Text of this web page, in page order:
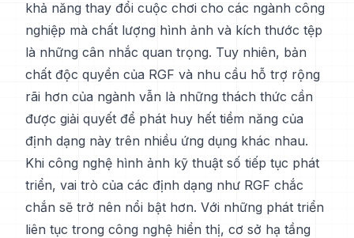
khả năng thay đổi cuộc chơi cho các ngành công
nghiệp mà chất lượng hình ảnh và kích thước tệp
là những cân nhắc quan trọng. Tuy nhiên, bản
chất độc quyền của RGF và nhu cầu hỗ trợ rộng
rãi hơn của ngành vẫn là những thách thức cần
được giải quyết để phát huy hết tiềm năng của
định dạng này trên nhiều ứng dụng khác nhau.
Khi công nghệ hình ảnh kỹ thuật số tiếp tục phát
triển, vai trò của các định dạng như RGF chắc
chắn sẽ trở nên nổi bật hơn. Với những phát triển
liên tục trong công nghệ hiển thị, cơ sở hạ tầng